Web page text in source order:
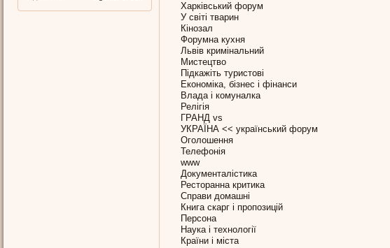
Харківський форум
У світі тварин
Кінозал
Форумна кухня
Львів кримінальний
Мистецтво
Підкажіть туристові
Економіка, бізнес і фінанси
Влада і комуналка
Релігія
ГРАНД vs
УКРАЇНА << український форум
Оголошення
Телефонія
www
Документалістика
Ресторанна критика
Справи домашні
Книга скарг і пропозицій
Персона
Наука і технології
Країни і міста